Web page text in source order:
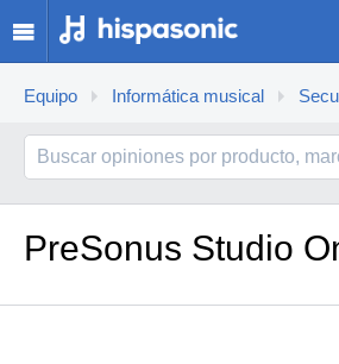
Equipo Informática musical
PreSonus Studio